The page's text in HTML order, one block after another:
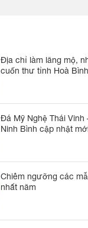
Địa chỉ làm lăng mộ,
cuốn thư tỉnh Hoà
Đá Mỹ Nghệ Thái Vinh
Ninh Bình cập nhật
Chiêm ngưỡng các
nhất năm